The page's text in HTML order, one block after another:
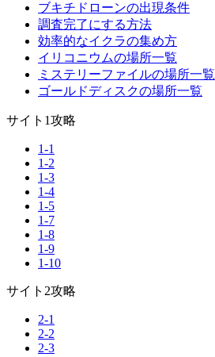
ブキチドローンの出現条件
調査完了にする方法
効率的なイクラの集め方
イリコニウムの場所一覧
ミステリーファイルの場所一覧
ゴールドディスクの場所一覧
サイト1攻略
1-1
1-2
1-3
1-4
1-5
1-7
1-8
1-9
1-10
サイト2攻略
2-1
2-2
2-3